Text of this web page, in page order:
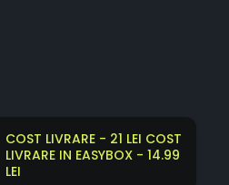
COST LIVRARE - 21 LEI COST
LIVRARE IN EASYBOX - 14.99
LEI